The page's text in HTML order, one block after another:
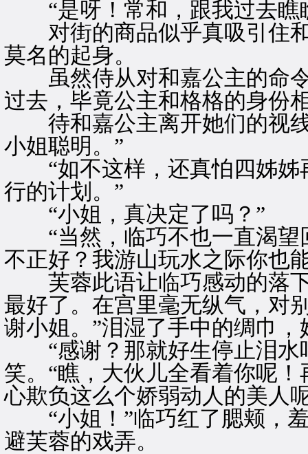
“是呀！常和，跟我过去瞧
对街的商品似乎真吸引住和
莫名的起身。
虽然侍从对和嘉公主的命令
过去，毕竟公主和格格的身
待和嘉公主离开她们的视线
小姐聪明。”
“如不这样，还真怕四姊姊
行的计划。”
“小姐，真决定了吗？”
“当然，临巧不也一直渴望
不正好？我游山玩水之际你也
芙蓉此语让临巧感动的落
最好了。在宫里毫无纵气，
谢小姐。”泪湿了手中的绸巾
“感谢？那就好生停止泪水
笑。“瞧，大伙儿全看着你呢
心欺负这么个娇弱动人的美人
“小姐！”临巧红了腮颊，羞
避芙蓉的戏弄。